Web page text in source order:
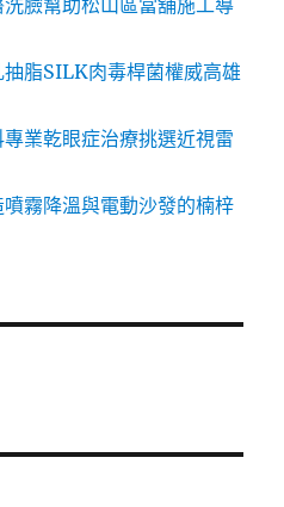
臉幫助松山區當舖施工導
脂SILK肉毒桿菌權威高雄
業乾眼症治療挑選近視雷
霧降溫與電動沙發的楠梓